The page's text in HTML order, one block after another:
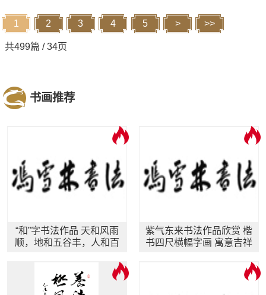
1 2 3 4 5 > >>
共499篇 / 34页
书画推荐
“和”字书法作品 天和风雨
顺，地和五谷丰，人和百
紫气东来书法作品欣赏 楷
书四尺横幅字画 寓意吉祥